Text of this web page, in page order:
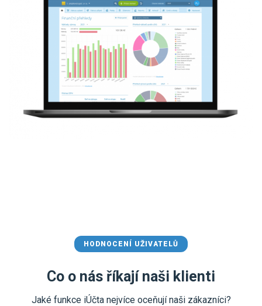
HODNOCENÍ UŽIVATELŮ
Co o nás říkají naši klienti
Jaké funkce iÚčta nejvíce oceňují naši zákazníci?